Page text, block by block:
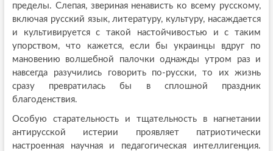
пределы. Слепая, звериная ненависть ко всему русскому,
включая русский язык, литературу, культуру, насаждается
и культивируется с такой настойчивостью и с таким
упорством, что кажется, если бы украинцы вдруг по
мановению волшебной палочки однажды утром раз и
навсегда разучились говорить по-русски, то их жизнь
сразу превратилась бы в сплошной праздник
благоденствия.
Особую старательность и тщательность в нагнетании
антирусской истерии проявляет патриотически
настроенная научная и педагогическая интеллигенция.